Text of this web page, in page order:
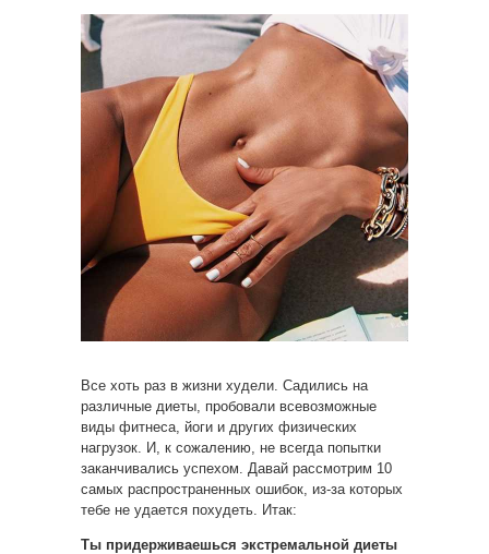
Все хоть раз в жизни худели. Садились на
различные диеты, пробовали всевозможные
виды фитнеса, йоги и других физических
нагрузок. И, к сожалению, не всегда попытки
заканчивались успехом. Давай рассмотрим 10
самых распространенных ошибок, из-за которых
тебе не удается похудеть. Итак:
Ты придерживаешься экстремальной диеты